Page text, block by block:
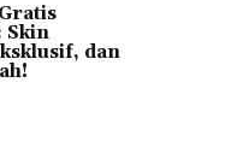
Skin
dan